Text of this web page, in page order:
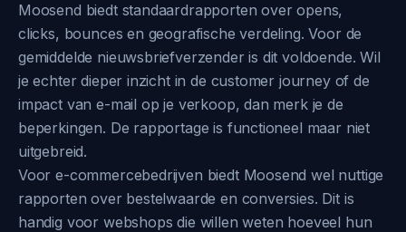
Moosend biedt standaardrapporten over opens,
clicks, bounces en geografische verdeling. Voor de
gemiddelde nieuwsbriefverzender is dit voldoende. Wil
je echter dieper inzicht in de customer journey of de
impact van e-mail op je verkoop, dan merk je de
beperkingen. De rapportage is functioneel maar niet
uitgebreid.
Voor e-commercebedrijven biedt Moosend wel nuttige
rapporten over bestelwaarde en conversies. Dit is
handig voor webshops die willen weten hoeveel hun